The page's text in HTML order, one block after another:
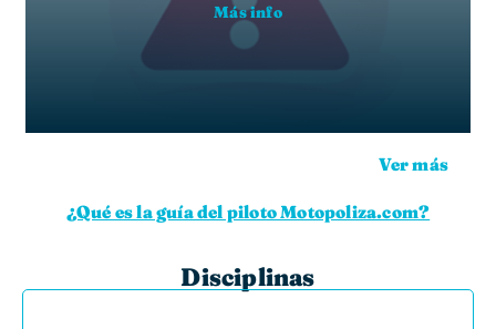
Más info
Ver más
¿Qué es la guía del piloto Motopoliza.com?
Disciplinas